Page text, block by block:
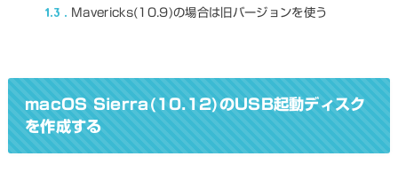
1.3 Mavericks(10.9)の場合は旧バージョンを使う
macOS Sierra(10.12)のUSB起動ディスク
を作成する